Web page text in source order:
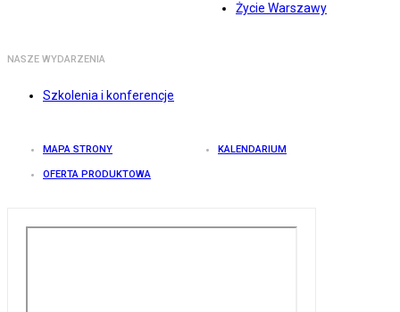
Życie Warszawy
NASZE WYDARZENIA
Szkolenia i konferencje
MAPA STRONY KALENDARIUM
OFERTA PRODUKTOWA